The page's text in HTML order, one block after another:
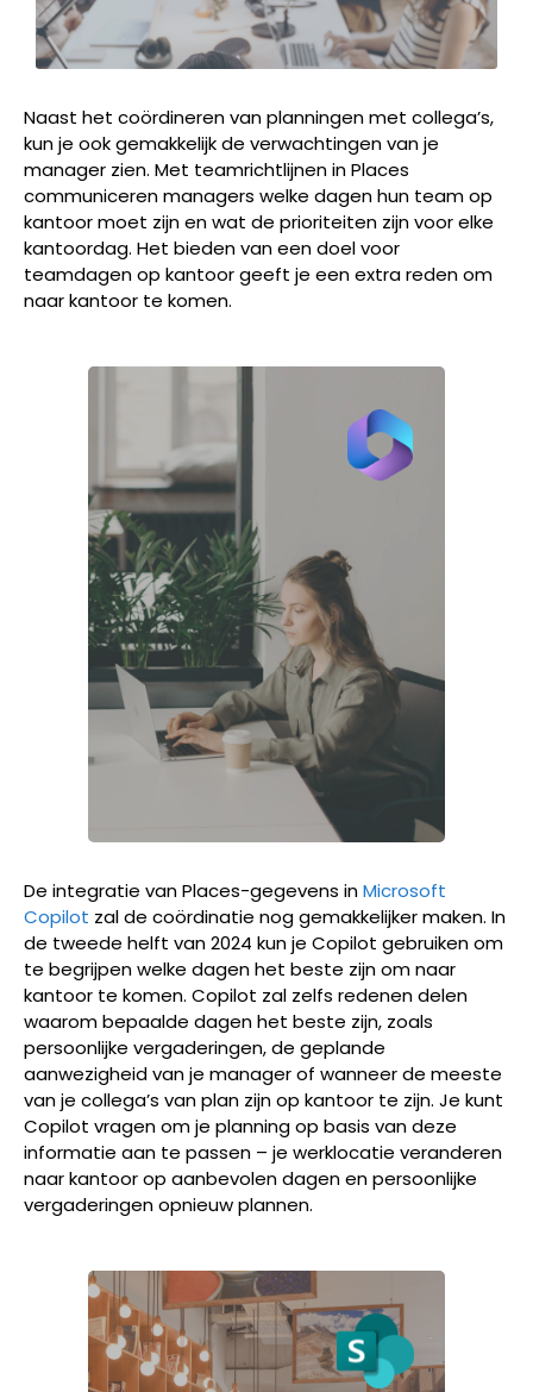
Naast het coördineren van planningen met collega’s,
kun je ook gemakkelijk de verwachtingen van je
manager zien. Met teamrichtlijnen in Places
communiceren managers welke dagen hun team op
kantoor moet zijn en wat de prioriteiten zijn voor elke
kantoordag. Het bieden van een doel voor
teamdagen op kantoor geeft je een extra reden om
naar kantoor te komen.
De integratie van Places-gegevens inMicrosoft
Copilot zal de coördinatie nog gemakkelijker maken. In
de tweede helft van 2024 kun je Copilot gebruiken om
te begrijpen welke dagen het beste zijn om naar
kantoor te komen. Copilot zal zelfs redenen delen
waarom bepaalde dagen het beste zijn, zoals
persoonlijke vergaderingen, de geplande
aanwezigheid van je manager of wanneer de meeste
van je collega’s van plan zijn op kantoor te zijn. Je kunt
Copilot vragen om je planning op basis van deze
informatie aan te passen – je werklocatie veranderen
naar kantoor op aanbevolen dagen en persoonlijke
vergaderingen opnieuw plannen.